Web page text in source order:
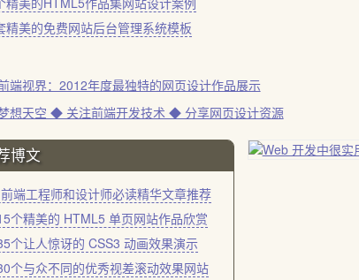
精美的免费网站后台管理系统模板
端视界：2012年度最独特的网页设计作品展示
想天空 ◆ 关注前端开发技术 ◆ 分享网页设计资源
博文
端工程师和设计师必读精华文章推荐
个精美的 HTML5 单页网站作品欣赏
个让人惊讶的 CSS3 动画效果演示
个与众不同的优秀视差滚动效果网站